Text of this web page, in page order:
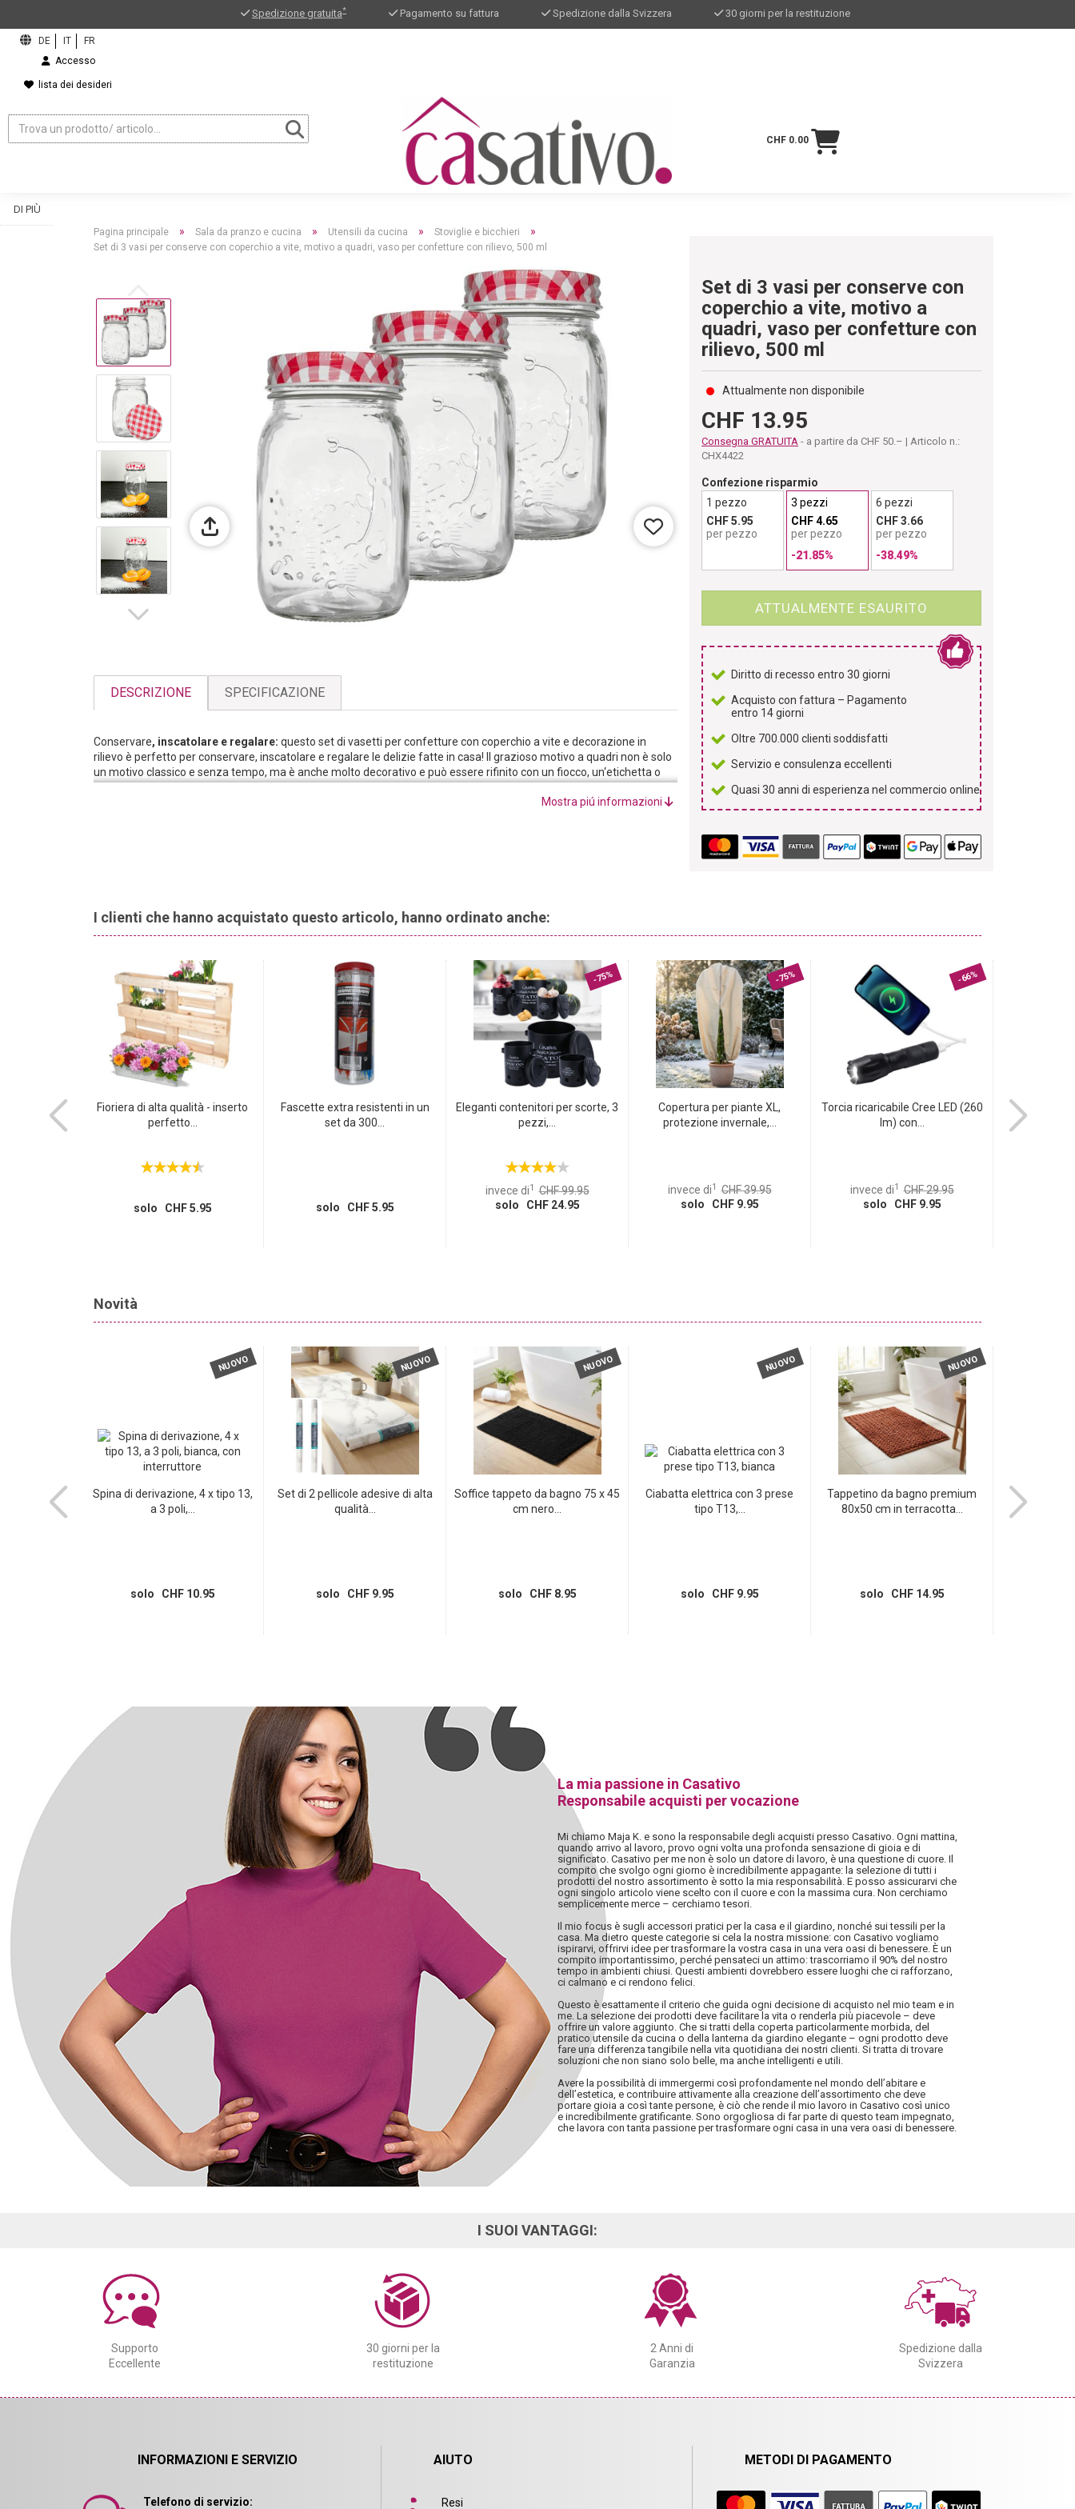
Spedizione gratuita* Pagamento su fattura Spedizione dalla Svizzera 30 giorni per la restituzione
Accesso
lista dei desideri
CHF 0.00
DI PIÙ
Pagina principale » Sala da pranzo e cucina » Utensili da cucina » Stoviglie e bicchieri »
Set di 3 vasi per conserve con coperchio a vite, motivo a quadri, vaso per confetture con rilievo, 500 ml
Set di 3 vasi per conserve con
coperchio a vite, motivo a
quadri, vaso per confetture con
rilievo, 500 ml
Attualmente non disponibile
CHF 13.95
Consegna GRATUITA - a partire da CHF 50.– | Articolo n.:
CHX4422
Confezione risparmio
1 pezzo
CHF 5.95
per pezzo
3 pezzi
CHF 4.65
per pezzo
-21.85%
6 pezzi
CHF 3.66
per pezzo
-38.49%
ATTUALMENTE ESAURITO
Diritto di recesso entro 30 giorni
Acquisto con fattura – Pagamento
entro 14 giorni
Oltre 700.000 clienti soddisfatti
Servizio e consulenza eccellenti
Quasi 30 anni di esperienza nel commercio online
DESCRIZIONE SPECIFICAZIONE
Conservare, inscatolare e regalare: questo set di vasetti per confetture con coperchio a vite e decorazione in
rilievo è perfetto per conservare, inscatolare e regalare le delizie fatte in casa! Il grazioso motivo a quadri non è solo
un motivo classico e senza tempo, ma è anche molto decorativo e può essere rifinito con un fiocco, un‘etichetta o
grazie al pratico tappo a vite, i tumbler rotondi possono essere chiusi ermeticamente e in modo
Mostra piú informazioni
I clienti che hanno acquistato questo articolo, hanno ordinato anche:
con
Fioriera di alta qualità - inserto
perfetto...
solo CHF 5.95
Fascette extra resistenti in un
set da 300...
solo CHF 5.95
-75%
Eleganti contenitori per scorte, 3
pezzi,...
invece di1 CHF 99.95
solo CHF 24.95
-75%
Copertura per piante XL,
protezione invernale,...
invece di1 CHF 39.95
solo CHF 9.95
-66%
Torcia ricaricabile Cree LED (260
lm) con...
invece di1 CHF 29.95
solo CHF 9.95
Set da 3
Novità
da bagno
NUOVO
Spina di derivazione, 4 x tipo 13,
a 3 poli,...
solo CHF 10.95
NUOVO
Set di 2 pellicole adesive di alta
qualità...
solo CHF 9.95
NUOVO
Soffice tappeto da bagno 75 x 45
cm nero...
solo CHF 8.95
NUOVO
Ciabatta elettrica con 3 prese
tipo T13,...
solo CHF 9.95
NUOVO
Tappetino da bagno premium
80x50 cm in terracotta...
solo CHF 14.95
Adattatore
La mia passione in Casativo
Responsabile acquisti per vocazione
Mi chiamo Maja K. e sono la responsabile degli acquisti presso Casativo. Ogni mattina,
quando arrivo al lavoro, provo ogni volta una profonda sensazione di gioia e di
significato. Casativo per me non è solo un datore di lavoro, è una questione di cuore. Il
compito che svolgo ogni giorno è incredibilmente appagante: la selezione di tutti i
prodotti del nostro assortimento è sotto la mia responsabilità. E posso assicurarvi che
ogni singolo articolo viene scelto con il cuore e con la massima cura. Non cerchiamo
semplicemente merce – cerchiamo tesori.
Il mio focus è sugli accessori pratici per la casa e il giardino, nonché sui tessili per la
casa. Ma dietro queste categorie si cela la nostra missione: con Casativo vogliamo
ispirarvi, offrirvi idee per trasformare la vostra casa in una vera oasi di benessere. È un
compito importantissimo, perché pensateci un attimo: trascorriamo il 90% del nostro
tempo in ambienti chiusi. Questi ambienti dovrebbero essere luoghi che ci rafforzano,
ci calmano e ci rendono felici.
Questo è esattamente il criterio che guida ogni decisione di acquisto nel mio team e in
me. La selezione dei prodotti deve facilitare la vita o renderla più piacevole – deve
offrire un valore aggiunto. Che si tratti della coperta particolarmente morbida, del
pratico utensile da cucina o della lanterna da giardino elegante – ogni prodotto deve
fare una differenza tangibile nella vita quotidiana dei nostri clienti. Si tratta di trovare
soluzioni che non siano solo belle, ma anche intelligenti e utili.
Avere la possibilità di immergermi così profondamente nel mondo dell’abitare e
dell’estetica, e contribuire attivamente alla creazione dell’assortimento che deve
portare gioia a così tante persone, è ciò che rende il mio lavoro in Casativo così unico
e incredibilmente gratificante. Sono orgogliosa di far parte di questo team impegnato,
che lavora con tanta passione per trasformare ogni casa in una vera oasi di benessere.
I SUOI VANTAGGI:
Supporto
Eccellente
30 giorni per la
restituzione
2 Anni di
Garanzia
Spedizione dalla
Svizzera
INFORMAZIONI E SERVIZIO
Telefono di servizio:
AIUTO
Resi
METODI DI PAGAMENTO